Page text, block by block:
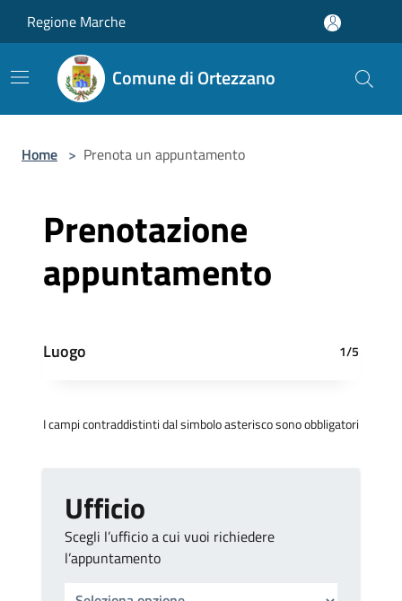
Regione Marche
Comune di Ortezzano
Home > Prenota un appuntamento
Prenotazione
appuntamento
Luogo 1/5
I campi contraddistinti dal simbolo asterisco sono obbligatori
Ufficio
Scegli l’ufficio a cui vuoi richiedere
l’appuntamento
Tipo di ufficio